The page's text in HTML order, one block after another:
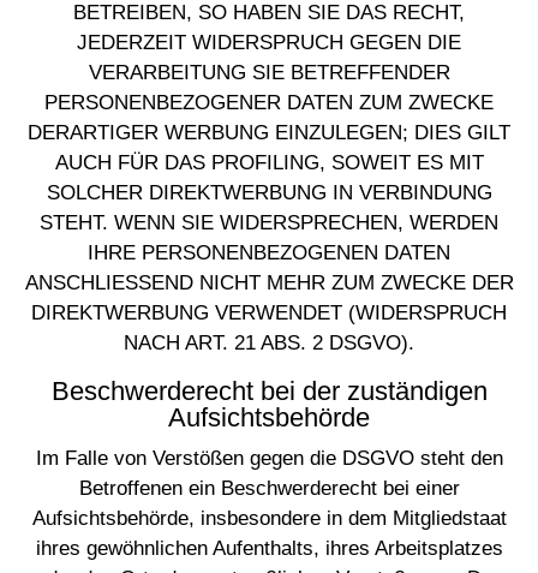
BETREIBEN, SO HABEN SIE DAS RECHT,
JEDERZEIT WIDERSPRUCH GEGEN DIE
VERARBEITUNG SIE BETREFFENDER
PERSONENBEZOGENER DATEN ZUM ZWECKE
DERARTIGER WERBUNG EINZULEGEN; DIES GILT
AUCH FÜR DAS PROFILING, SOWEIT ES MIT
SOLCHER DIREKTWERBUNG IN VERBINDUNG
STEHT. WENN SIE WIDERSPRECHEN, WERDEN
IHRE PERSONENBEZOGENEN DATEN
ANSCHLIESSEND NICHT MEHR ZUM ZWECKE DER
DIREKTWERBUNG VERWENDET (WIDERSPRUCH
NACH ART. 21 ABS. 2 DSGVO).
Beschwerde­recht bei der zuständigen
Aufsichts­behörde
Im Falle von Verstößen gegen die DSGVO steht den
Betroffenen ein Beschwerderecht bei einer
Aufsichtsbehörde, insbesondere in dem Mitgliedstaat
ihres gewöhnlichen Aufenthalts, ihres Arbeitsplatzes